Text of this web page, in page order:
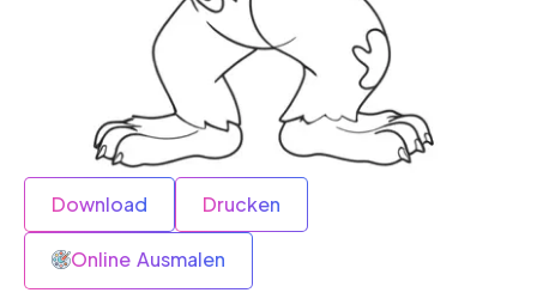
Download Drucken
Online Ausmalen